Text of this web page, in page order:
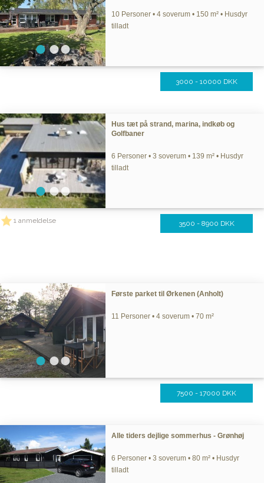
10 Personer • 4 soverum • 150 m² • Husdyr
tilladt
3000 - 10000 DKK
Hus tæt på strand, marina, indkøb og
Golfbaner
6 Personer • 3 soverum • 139 m² • Husdyr
tilladt
1 anmeldelse 3500 - 8900 DKK
Første parket til Ørkenen (Anholt)
11 Personer • 4 soverum • 70 m²
7500 - 17000 DKK
Alle tiders dejlige sommerhus - Grønhøj
6 Personer • 3 soverum • 80 m² • Husdyr
tilladt